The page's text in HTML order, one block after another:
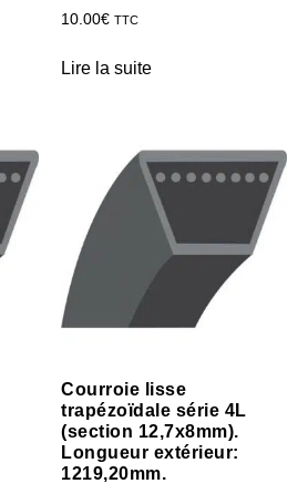
10.00€ TTC
Lire la suite
Courroie lisse
trapézoïdale série 4L
(section 12,7x8mm).
Longueur extérieur:
1219,20mm.